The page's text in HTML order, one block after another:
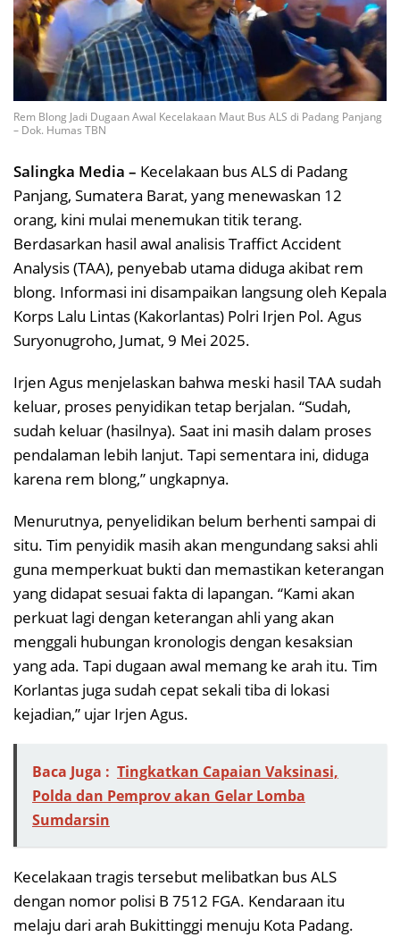
Rem Blong Jadi Dugaan Awal Kecelakaan Maut Bus ALS di Padang Panjang
– Dok. Humas TBN
Salingka Media – Kecelakaan bus ALS di Padang
Panjang, Sumatera Barat, yang menewaskan 12
orang, kini mulai menemukan titik terang.
Berdasarkan hasil awal analisis Traffict Accident
Analysis (TAA), penyebab utama diduga akibat rem
blong. Informasi ini disampaikan langsung oleh Kepala
Korps Lalu Lintas (Kakorlantas) Polri Irjen Pol. Agus
Suryonugroho, Jumat, 9 Mei 2025.
Irjen Agus menjelaskan bahwa meski hasil TAA sudah
keluar, proses penyidikan tetap berjalan. “Sudah,
sudah keluar (hasilnya). Saat ini masih dalam proses
pendalaman lebih lanjut. Tapi sementara ini, diduga
karena rem blong,” ungkapnya.
Menurutnya, penyelidikan belum berhenti sampai di
situ. Tim penyidik masih akan mengundang saksi ahli
guna memperkuat bukti dan memastikan keterangan
yang didapat sesuai fakta di lapangan. “Kami akan
perkuat lagi dengan keterangan ahli yang akan
menggali hubungan kronologis dengan kesaksian
yang ada. Tapi dugaan awal memang ke arah itu. Tim
Korlantas juga sudah cepat sekali tiba di lokasi
kejadian,” ujar Irjen Agus.
Baca Juga : Tingkatkan Capaian Vaksinasi,
Polda dan Pemprov akan Gelar Lomba
Sumdarsin
Kecelakaan tragis tersebut melibatkan bus ALS
dengan nomor polisi B 7512 FGA. Kendaraan itu
melaju dari arah Bukittinggi menuju Kota Padang.